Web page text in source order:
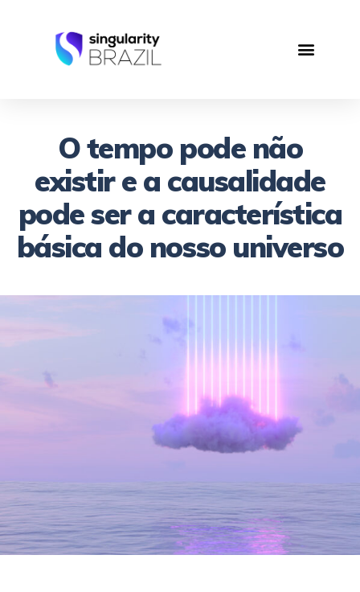
O tempo pode não
existir e a causalidade
pode ser a característica
básica do nosso universo